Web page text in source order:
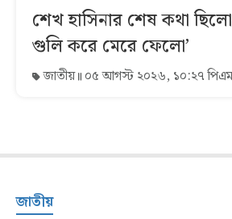
শেখ হাসিনার শেষ কথা
গুলি করে মেরে ফেলো’
জাতীয় ০৫ আগস্ট ২০২৬, ১০:২৭ পিএম
জাতীয়